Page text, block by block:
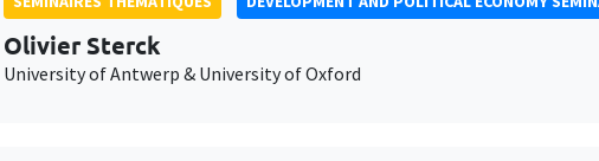
Olivier Sterck
University of Antwerp & University of Oxford